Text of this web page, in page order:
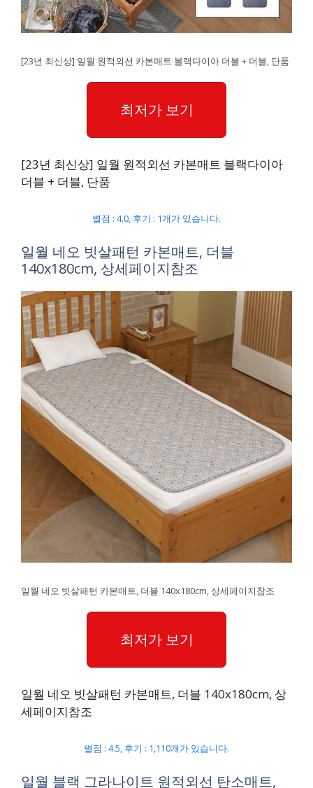
[23년 최신상] 일월 원적외선 카본매트 블랙다이아 더블 + 더블, 단품
최저가 보기
[23년 최신상] 일월 원적외선 카본매트 블랙다이아
더블 + 더블, 단품
별점 : 4.0, 후기 : 1개가 있습니다.
일월 네오 빗살패턴 카본매트, 더블
140x180cm, 상세페이지참조
일월 네오 빗살패턴 카본매트, 더블 140x180cm, 상세페이지참조
최저가 보기
일월 네오 빗살패턴 카본매트, 더블 140x180cm, 상
세페이지참조
별점 : 4.5, 후기 : 1,110개가 있습니다.
일월 블랙 그라나이트 원적외선 탄소매트,